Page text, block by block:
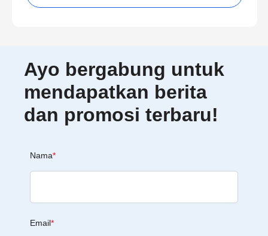
Ayo bergabung untuk
mendapatkan berita
dan promosi terbaru!
Nama*
Email*